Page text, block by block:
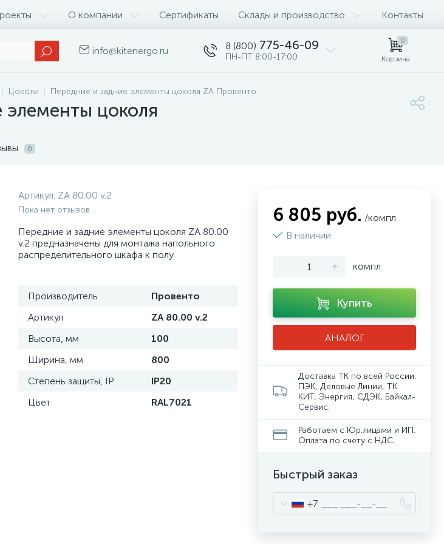
О компании Сертификаты Склады и производство Контакты
info@kitenergo.ru 8 (800) 775-46-09
ПН-ПТ 8:00-17:00
0
Корзина
Цоколи Передние и задние элементы цоколя ZA Провенто
цоколя
0
Артикул: ZA 80.00 v.2
Пока нет отзывов
Передние и задние элементы цоколя ZA 80.00
v.2 предназначены для монтажа напольного
распределительного шкафа к полу.
Производитель
Провенто
Артикул
ZA 80.00 v.2
Высота, мм
100
Ширина, мм
800
Степень защиты, IP
IP20
Цвет
RAL7021
6 805 руб. /компл
В наличии
- + компл
Купить
АНАЛОГ
Доставка ТК по всей России:
ПЭК, Деловые Линии, ТК
КИТ, Энергия, СДЭК, Байкал-
Сервис.
Работаем с Юр.лицами и ИП.
Оплата по счету с НДС.
Быстрый заказ
+7